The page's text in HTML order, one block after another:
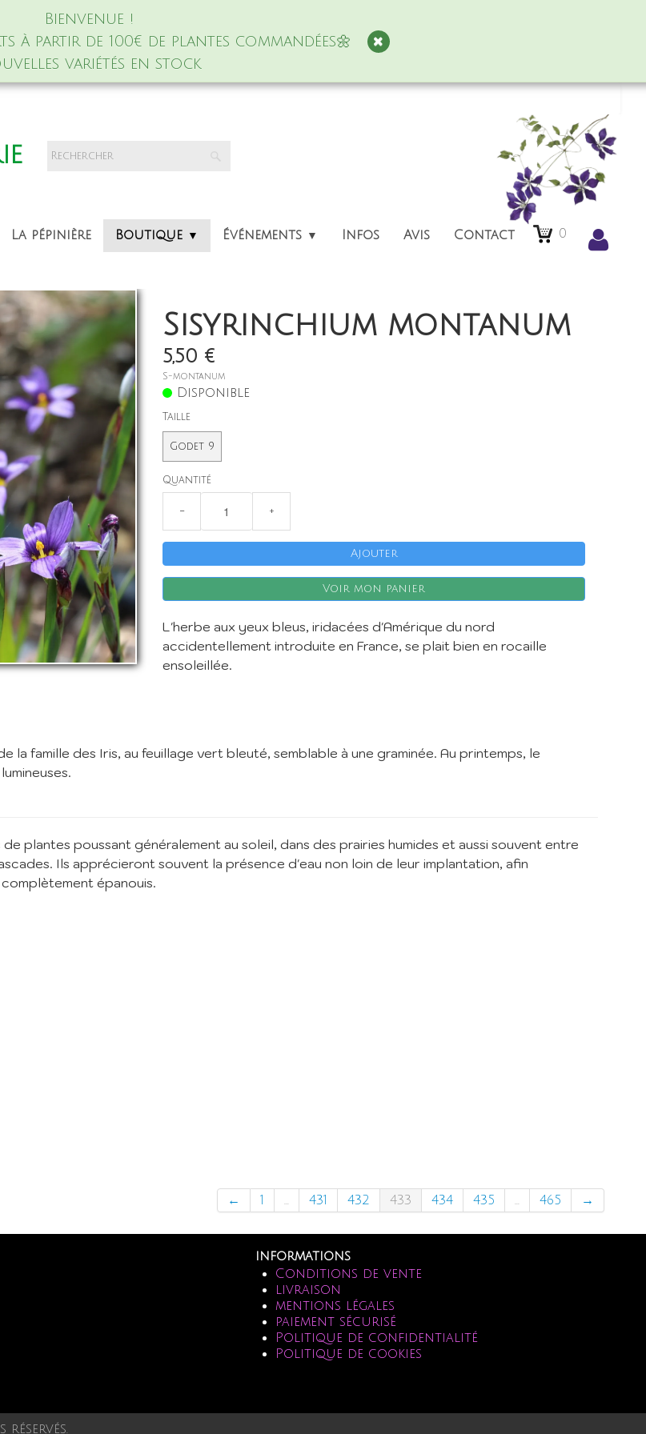
Bienvenue !
à partir de 100€ de plantes commandées🌼
variétés en stock
La pépinière Boutique ▼ Événements ▼ Infos Avis Contact 0
Sisyrinchium montanum
5,50 €
S-montanum
Disponible
Taille
Godet 9
Quantité
− +
Ajouter
Voir mon panier
L'herbe aux yeux bleus, iridacées d'Amérique du nord
accidentellement introduite en France, se plait bien en rocaille
ensoleillée.
la famille des Iris, au feuillage vert bleuté, semblable à une graminée. Au printemps, le
plantes poussant généralement au soleil, dans des prairies humides et aussi souvent entre
Ils apprécieront souvent la présence d'eau non loin de leur implantation, afin
épanouis.
← 1 ... 431 432 433 434 435 ... 465 →
informations
Conditions de vente
livraison
mentions légales
paiement sécurisé
Politique de confidentialité
Politique de cookies
à la Newsletter
newsletter mensuelle pour recevoir les dernières infos de la